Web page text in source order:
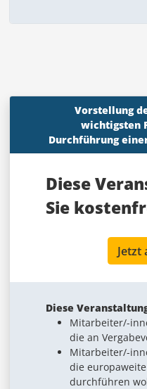
Vorstellung
wichtigsten
Durchführung
Diese
Sie
Jetzt
Diese
Mitarbeiter/-
die an
Mitarbeiter/-
die
durchführen